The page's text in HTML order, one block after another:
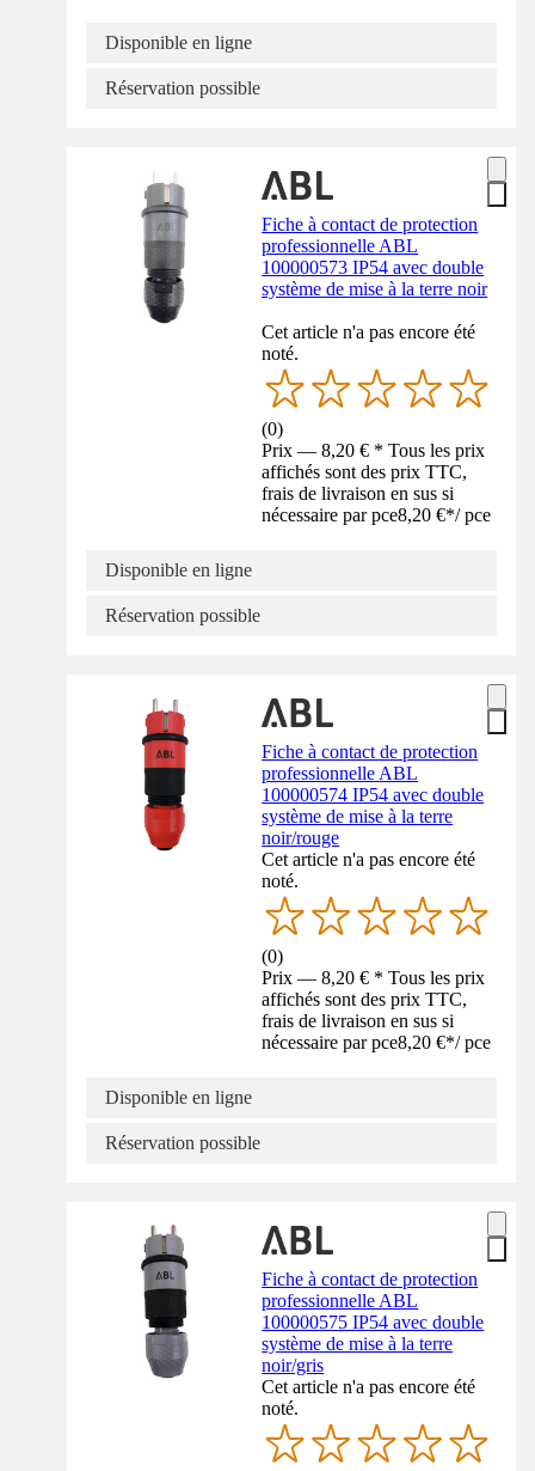
Disponible en ligne
Réservation possible
Fiche à contact de protection
professionnelle ABL
100000573 IP54 avec double
système de mise à la terre noir
Cet article n'a pas encore été
noté.
(0)
Prix — 8,20 € * Tous les prix
affichés sont des prix TTC,
frais de livraison en sus si
nécessaire par pce8,20 €*/ pce
Disponible en ligne
Réservation possible
Fiche à contact de protection
professionnelle ABL
100000574 IP54 avec double
système de mise à la terre
noir/rouge
Cet article n'a pas encore été
noté.
(0)
Prix — 8,20 € * Tous les prix
affichés sont des prix TTC,
frais de livraison en sus si
nécessaire par pce8,20 €*/ pce
Disponible en ligne
Réservation possible
Fiche à contact de protection
professionnelle ABL
100000575 IP54 avec double
système de mise à la terre
noir/gris
Cet article n'a pas encore été
noté.